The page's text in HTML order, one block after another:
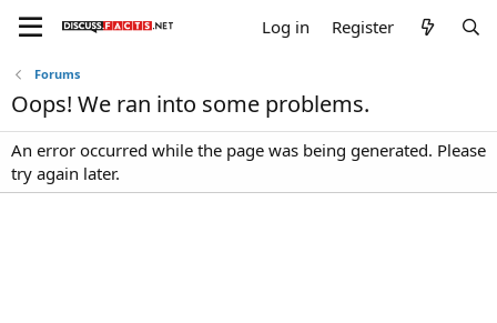
Log in Register
Forums
Oops! We ran into some problems.
An error occurred while the page was being generated. Please
try again later.